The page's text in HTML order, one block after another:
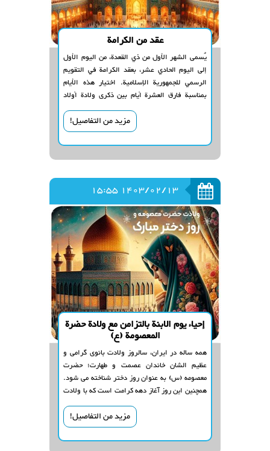
عقد من الكرامة
يُسمى الشهر الأول من ذي القعدة، من اليوم الأول
إلى اليوم الحادي عشر، بعقد الكرامة في التقويم
الرسمي للجمهورية الإسلامية. اختيار هذه الأيام
بمناسبة فارق العشرة أيام بين ذكرى ولادة أولاد
الإمام الكاظم (ع)؛ حضرة فاطمة معصومة (ع) والإمام
مزيد من التفاصيل!
1403/02/13 15:55
إحياء يوم الابنة بالتزامن مع ولادة حضرة
المعصومة (ع)
همه ساله در ایران، سالروز ولادت بانوی گرامی و
عظیم الشان خاندان عصمت و طهارت؛ حضرت
معصومه (س) به عنوان روز دختر شناخته می شود.
همچنین این روز آغاز دهه کرامت است که با ولادت
حضرت معصومه آغاز، و با ولادت ثامن الائمه علی بن
موسی الرضا (ع) پایان می یابد.مزيد من التفاصيل!